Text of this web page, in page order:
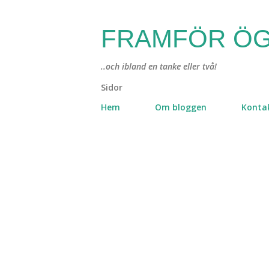
FRAMFÖR
..och ibland en tanke eller två!
Sidor
Hem
Om bloggen